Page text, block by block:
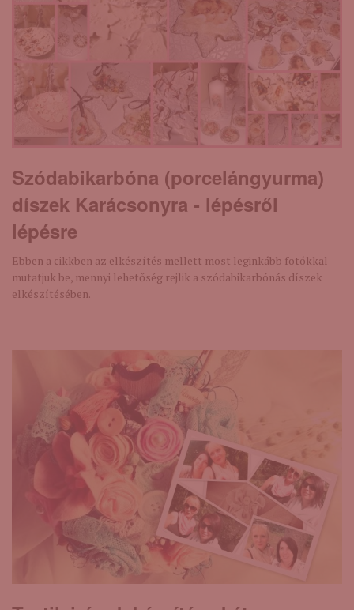
Szódabikarbóna (porcelángyurma)
díszek Karácsonyra - lépésről
lépésre
Ebben a cikkben az elkészítés mellett most leginkább fotókkal
mutatjuk be, mennyi lehetőség rejlik a szódabikarbónás díszek
elkészítésében.